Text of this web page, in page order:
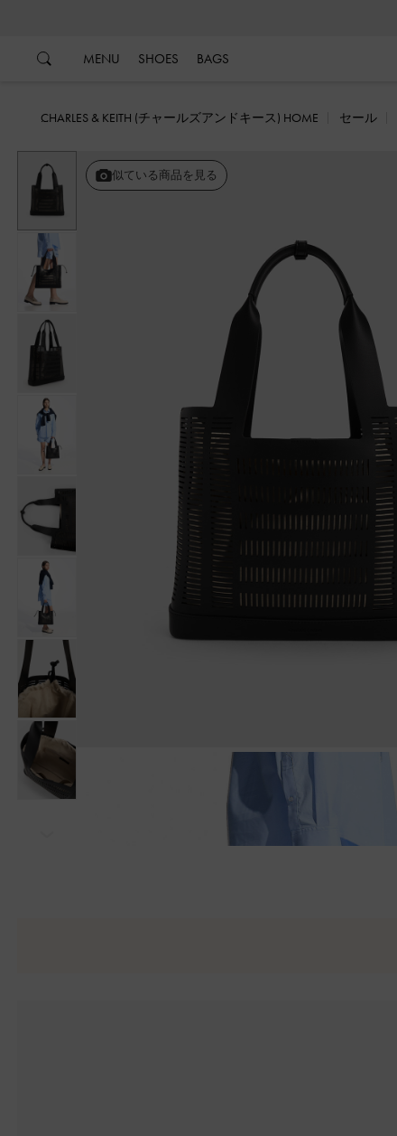
MENU SHOES BAGS
CHARLES & KEITH (チャールズアンドキース) HOME セール
戻る 似ている商品を見る